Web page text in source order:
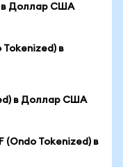
в Доллар США
Tokenized) в
в Доллар США
(Ondo Tokenized) в